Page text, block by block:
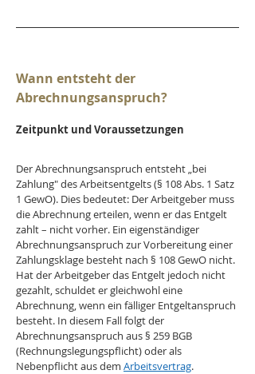
Wann entsteht der
Abrechnungsanspruch?
Zeitpunkt und Voraussetzungen
Der Abrechnungsanspruch entsteht „bei
Zahlung" des Arbeitsentgelts (§ 108 Abs. 1 Satz
1 GewO). Dies bedeutet: Der Arbeitgeber muss
die Abrechnung erteilen, wenn er das Entgelt
zahlt – nicht vorher. Ein eigenständiger
Abrechnungsanspruch zur Vorbereitung einer
Zahlungsklage besteht nach § 108 GewO nicht.
Hat der Arbeitgeber das Entgelt jedoch nicht
gezahlt, schuldet er gleichwohl eine
Abrechnung, wenn ein fälliger Entgeltanspruch
besteht. In diesem Fall folgt der
Abrechnungsanspruch aus § 259 BGB
(Rechnungslegungspflicht) oder als
Nebenpflicht aus dem Arbeitsvertrag.